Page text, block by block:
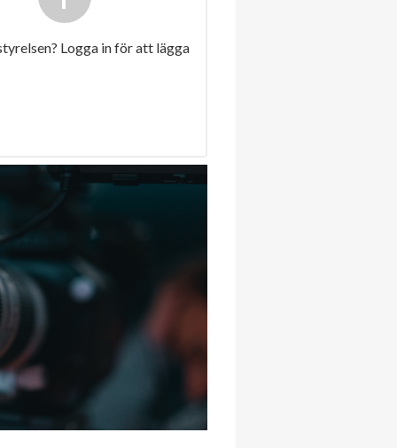
Logga in för att lägga